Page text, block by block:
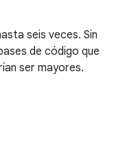
seis veces. Sin
de código que
ser mayores.